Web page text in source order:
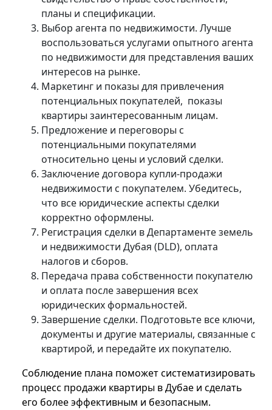
планы и спецификации.
Выбор агента по недвижимости. Лучше
воспользоваться услугами опытного агента
по недвижимости для представления ваших
интересов на рынке.
Маркетинг и показы для привлечения
потенциальных покупателей, показы
квартиры заинтересованным лицам.
Предложение и переговоры с
потенциальными покупателями
относительно цены и условий сделки.
Заключение договора купли-продажи
недвижимости с покупателем. Убедитесь,
что все юридические аспекты сделки
корректно оформлены.
Регистрация сделки в Департаменте земель
и недвижимости Дубая (DLD), оплата
налогов и сборов.
Передача права собственности покупателю
и оплата после завершения всех
юридических формальностей.
Завершение сделки. Подготовьте все ключи,
документы и другие материалы, связанные с
квартирой, и передайте их покупателю.
Соблюдение плана поможет систематизировать
процесс продажи квартиры в Дубае и сделать
его более эффективным и безопасным.